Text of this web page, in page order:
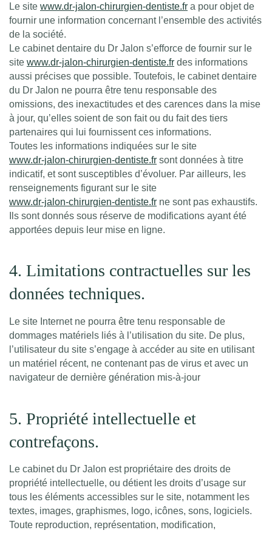
Le site www.dr-jalon-chirurgien-dentiste.fr a pour objet de
fournir une information concernant l’ensemble des activités
de la société.
Le cabinet dentaire du Dr Jalon s’efforce de fournir sur le
site www.dr-jalon-chirurgien-dentiste.fr des informations
aussi précises que possible. Toutefois, le cabinet dentaire
du Dr Jalon ne pourra être tenu responsable des
omissions, des inexactitudes et des carences dans la mise
à jour, qu’elles soient de son fait ou du fait des tiers
partenaires qui lui fournissent ces informations.
Toutes les informations indiquées sur le site
www.dr-jalon-chirurgien-dentiste.fr sont données à titre
indicatif, et sont susceptibles d’évoluer. Par ailleurs, les
renseignements figurant sur le site
www.dr-jalon-chirurgien-dentiste.fr ne sont pas exhaustifs.
Ils sont donnés sous réserve de modifications ayant été
apportées depuis leur mise en ligne.
4. Limitations contractuelles sur les
données techniques.
Le site Internet ne pourra être tenu responsable de
dommages matériels liés à l’utilisation du site. De plus,
l’utilisateur du site s’engage à accéder au site en utilisant
un matériel récent, ne contenant pas de virus et avec un
navigateur de dernière génération mis-à-jour
5. Propriété intellectuelle et
contrefaçons.
Le cabinet du Dr Jalon est propriétaire des droits de
propriété intellectuelle, ou détient les droits d’usage sur
tous les éléments accessibles sur le site, notamment les
textes, images, graphismes, logo, icônes, sons, logiciels.
Toute reproduction, représentation, modification,